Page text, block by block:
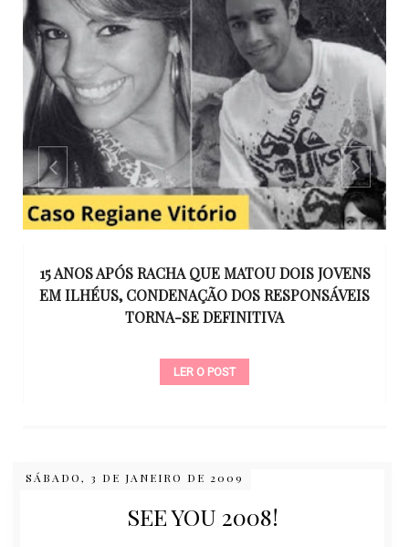
15 ANOS APÓS RACHA QUE MATOU DOIS JOVENS
EM ILHÉUS, CONDENAÇÃO DOS RESPONSÁVEIS
TORNA-SE DEFINITIVA
LER O POST
SÁBADO, 3 DE JANEIRO DE 2009
SEE YOU 2008!